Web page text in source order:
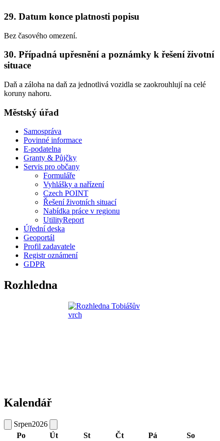
29. Datum konce platnosti popisu
Bez časového omezení.
30. Případná upřesnění a poznámky k řešení životní
situace
Daň a záloha na daň za jednotlivá vozidla se zaokrouhlují na celé
koruny nahoru.
Městský úřad
Samospráva
Povinné informace
E-podatelna
Granty & Půjčky
Servis pro občany
Formuláře
Vyhlášky a nařízení
Czech POINT
Řešení životních situací
Nabídka práce v regionu
UtilityReport
Úřední deska
Geoportál
Profil zadavatele
Registr oznámení
GDPR
Rozhledna
Kalendář
Srpen2026
Po
Út St Čt Pá
So